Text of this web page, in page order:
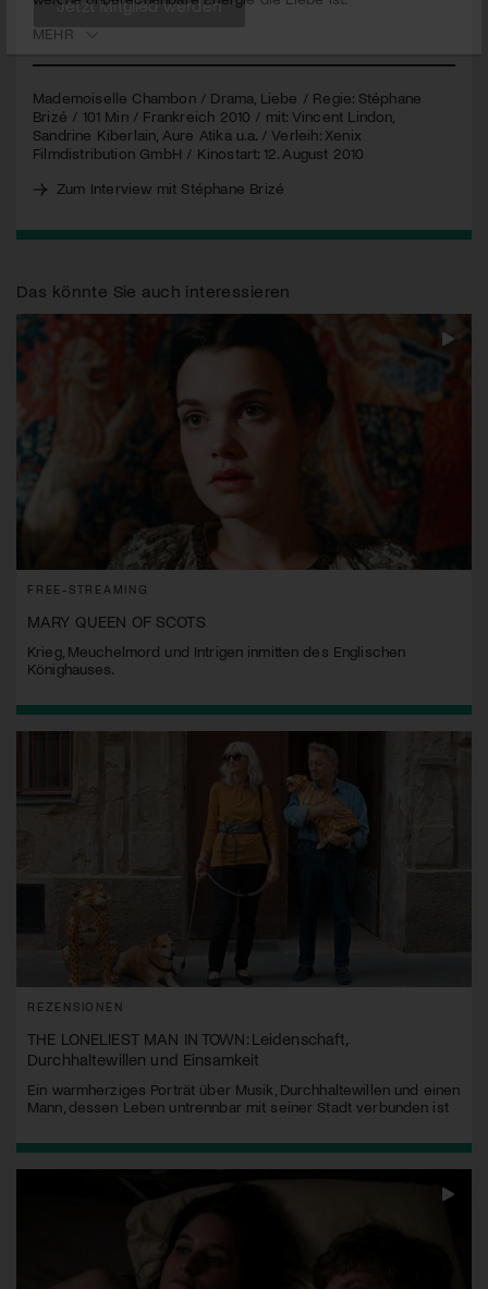
MEHR
Mademoiselle Chambon / Drama, Liebe / Regie: Stéphane
Brizé / 101 Min / Frankreich 2010 / mit: Vincent Lindon,
Sandrine Kiberlain, Aure Atika u.a. / Verleih: Xenix
Filmdistribution GmbH / Kinostart: 12. August 2010
Zum Interview mit Stéphane Brizé
Das könnte Sie auch interessieren
FREE-STREAMING
MARY QUEEN OF SCOTS
Krieg, Meuchelmord und Intrigen inmitten des Englischen
Könighauses.
REZENSIONEN
THE LONELIEST MAN IN TOWN: Leidenschaft,
Durchhaltewillen und Einsamkeit
Ein warmherziges Porträt über Musik, Durchhaltewillen und einen
Mann, dessen Leben untrennbar mit seiner Stadt verbunden ist